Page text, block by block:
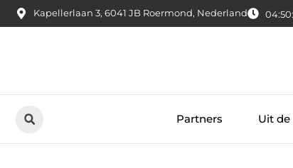
Kapellerlaan 3, 6041 JB Roermond, Nederland
Partners Uit de